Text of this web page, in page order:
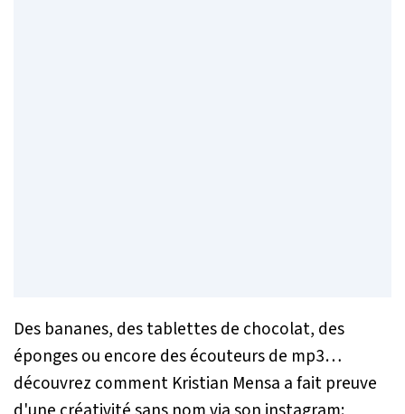
Des bananes, des tablettes de chocolat, des
éponges ou encore des écouteurs de mp3…
découvrez comment Kristian Mensa a fait preuve